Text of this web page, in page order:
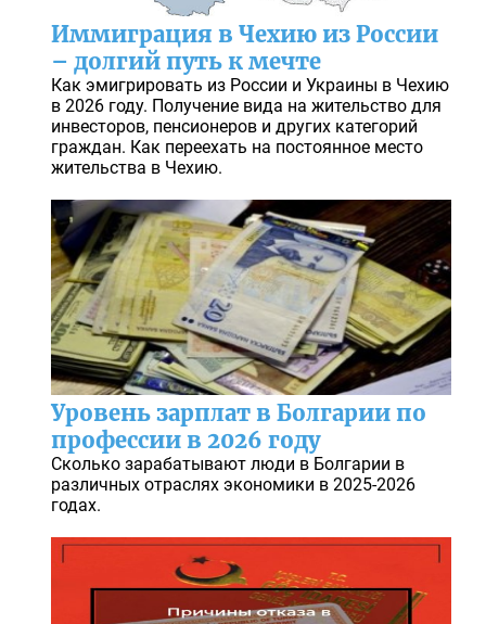
Иммиграция в Чехию из России
– долгий путь к мечте
Как эмигрировать из России и Украины в Чехию
в 2026 году. Получение вида на жительство для
инвесторов, пенсионеров и других категорий
граждан. Как переехать на постоянное место
жительства в Чехию.
Уровень зарплат в Болгарии по
профессии в 2026 году
Сколько зарабатывают люди в Болгарии в
различных отраслях экономики в 2025-2026
годах.